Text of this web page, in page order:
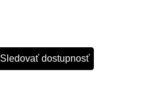
Sledovať dostupnosť